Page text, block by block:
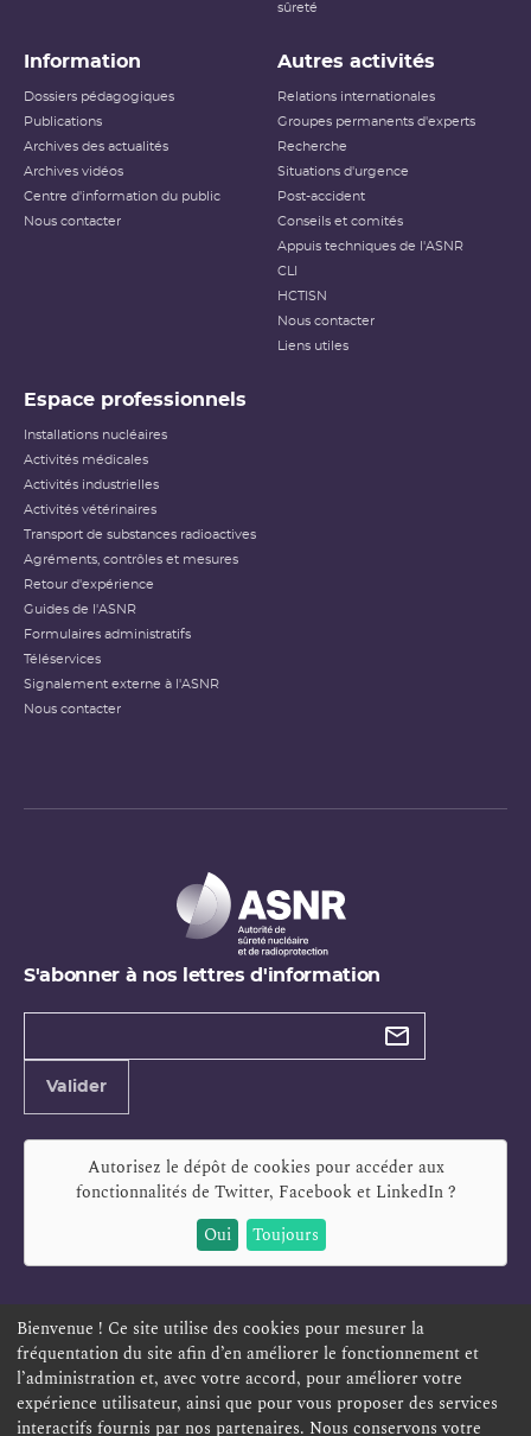
sûreté
Information
Dossiers pédagogiques
Publications
Archives des actualités
Archives vidéos
Centre d'information du public
Nous contacter
Autres activités
Relations internationales
Groupes permanents d'experts
Recherche
Situations d'urgence
Post-accident
Conseils et comités
Appuis techniques de l'ASNR
CLI
HCTISN
Nous contacter
Liens utiles
Espace professionnels
Installations nucléaires
Activités médicales
Activités industrielles
Activités vétérinaires
Transport de substances radioactives
Agréments, contrôles et mesures
Retour d'expérience
Guides de l'ASNR
Formulaires administratifs
Téléservices
Signalement externe à l'ASNR
Nous contacter
S'abonner à nos lettres d'information
Types de
Valider
Autorisez le dépôt de cookies pour accéder aux
fonctionnalités de Twitter, Facebook et LinkedIn?
Oui
Toujours
ESPACE PERSONNEL OFFRES D'EMPLOI SIGNALEMENT
TÉLÉSERVICES PLAN DU SITE
ACCESSIBILITÉ POLITIQUE DE CONFIDENTIALITÉ
Bienvenue ! Ce site utilise des cookies pour mesurer la
fréquentation du site afin d’en améliorer le fonctionnement et
l’administration et, avec votre accord, pour améliorer votre
expérience utilisateur, ainsi que pour vous proposer des services
interactifs fournis par nos partenaires. Nous conservons votre